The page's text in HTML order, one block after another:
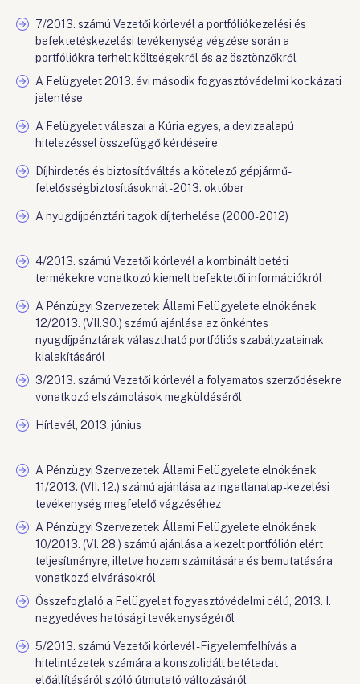
7/2013. számú Vezetői körlevél a portfóliókezelési és
befektetéskezelési tevékenység végzése során a
portfóliókra terhelt költségekről és az ösztönzőkről
A Felügyelet 2013. évi második fogyasztóvédelmi kockázati
jelentése
A Felügyelet válaszai a Kúria egyes, a devizaalapú
hitelezéssel összefüggő kérdéseire
Díjhirdetés és biztosítóváltás a kötelező gépjármű-
felelősségbiztosításoknál - 2013. október
A nyugdíjpénztári tagok díjterhelése (2000-2012)
4/2013. számú Vezetői körlevél a kombinált betéti
termékekre vonatkozó kiemelt befektetői információkról
A Pénzügyi Szervezetek Állami Felügyelete elnökének
12/2013. (VII.30.) számú ajánlása az önkéntes
nyugdíjpénztárak választható portfóliós szabályzatainak
kialakításáról
3/2013. számú Vezetői körlevél a folyamatos szerződésekre
vonatkozó elszámolások megküldéséről
Hírlevél, 2013. június
A Pénzügyi Szervezetek Állami Felügyelete elnökének
11/2013. (VII. 12.) számú ajánlása az ingatlanalap-kezelési
tevékenység megfelelő végzéséhez
A Pénzügyi Szervezetek Állami Felügyelete elnökének
10/2013. (VI. 28.) számú ajánlása a kezelt portfólión elért
teljesítményre, illetve hozam számítására és bemutatására
vonatkozó elvárásokról
Összefoglaló a Felügyelet fogyasztóvédelmi célú, 2013. I.
negyedéves hatósági tevékenységéről
5/2013. számú Vezetői körlevél - Figyelemfelhívás a
hitelintézetek számára a konszolidált betétadat
előállításáról szóló útmutató változásáról